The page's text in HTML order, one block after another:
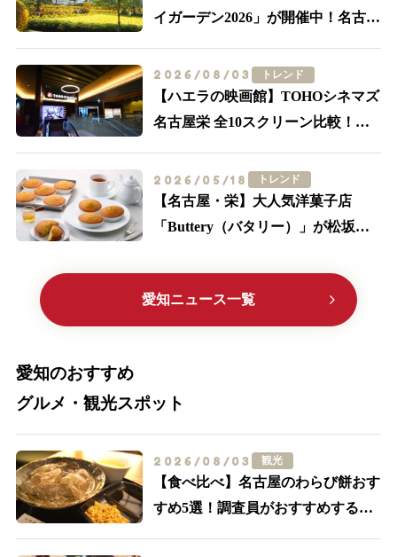
イガーデン2026」が開催中！名古屋
2026/08/03 トレンド
【ハエラの映画館】TOHOシネマズ
名古屋栄 全10スクリーン比較！
2026/05/18 トレンド
【名古屋・栄】大人気洋菓子店
「Buttery（バタリー）」が松坂屋
に大注目
愛知ニュース一覧
愛知のおすすめ
グルメ・観光スポット
2026/08/03 観光
【食べ比べ】名古屋のわらび餅おす
すめ5選！調査員がおすすめする外